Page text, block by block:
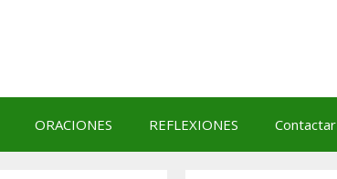
ORACIONES REFLEXIONES Contactar